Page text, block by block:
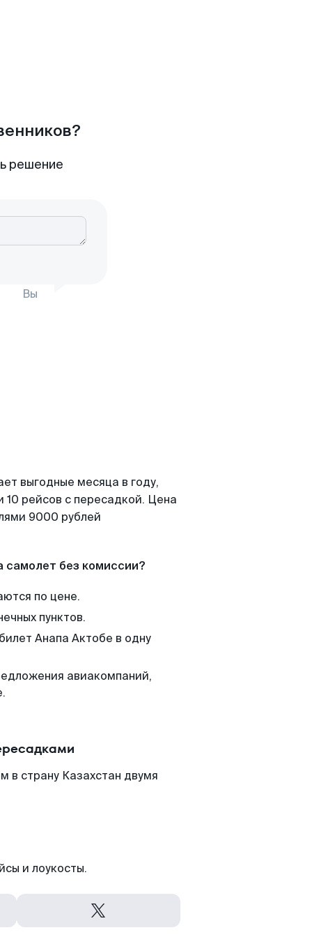
решение
Вы
выгодные месяца в году,
рейсов с пересадкой. Цена
9000 рублей
самолет без комиссии?
по цене.
пунктов.
Анапа Актобе в одну
авиакомпаний,
в страну Казахстан двумя
и лоукосты.